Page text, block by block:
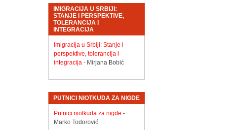
IMIGRACIJA U SRBIJI:
STANJE I PERSPEKTIVE,
TOLERANCIJA I
INTEGRACIJA
Imigracija u Srbiji: Stanje i
perspektive, tolerancija i
integracija- Mirjana Bobić
PUTNICI NIOTKUDA ZA NIGDE
Putnici niotkuda za nigde -
Marko Todorović